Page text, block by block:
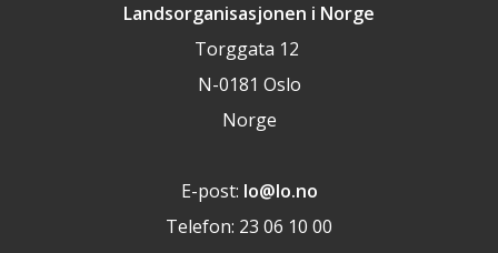
Landsorganisasjonen i Norge
Torggata 12
N-0181 Oslo
Norge
E-post: lo@lo.no
Telefon: 23 06 10 00